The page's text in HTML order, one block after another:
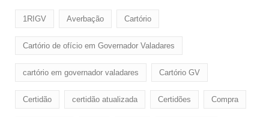
1RIGV Averbação Cartório
Cartório de ofício em Governador Valadares
cartório em governador valadares Cartório GV
Certidão certidão atualizada Certidões Compra